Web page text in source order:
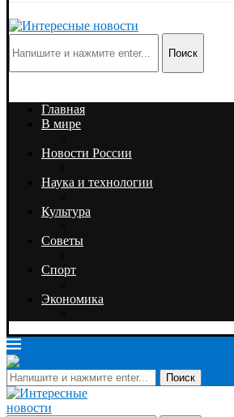
Поиск
Главная
В мире
Новости России
Наука и технологии
Культура
Советы
Спорт
Экономика
Поиск